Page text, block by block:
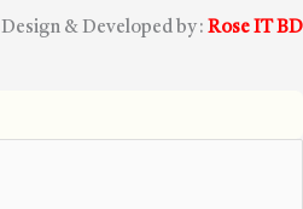
Design & Developed by : Rose IT BD